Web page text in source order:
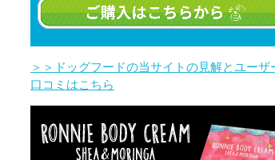
＞＞ドッグフードの当サイトの見解とユーザ
口コミはこちら